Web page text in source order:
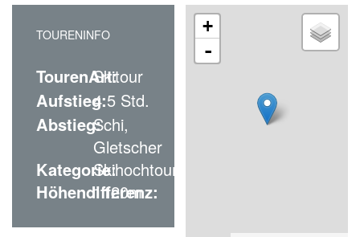
TOURENINFO
TourenArt:
Skitour
Aufstieg:4.5 Std.
Abstieg:Schi,
Gletscher
Kategorie:Skihochtour
Höhendifferenz:
1120m
+
-